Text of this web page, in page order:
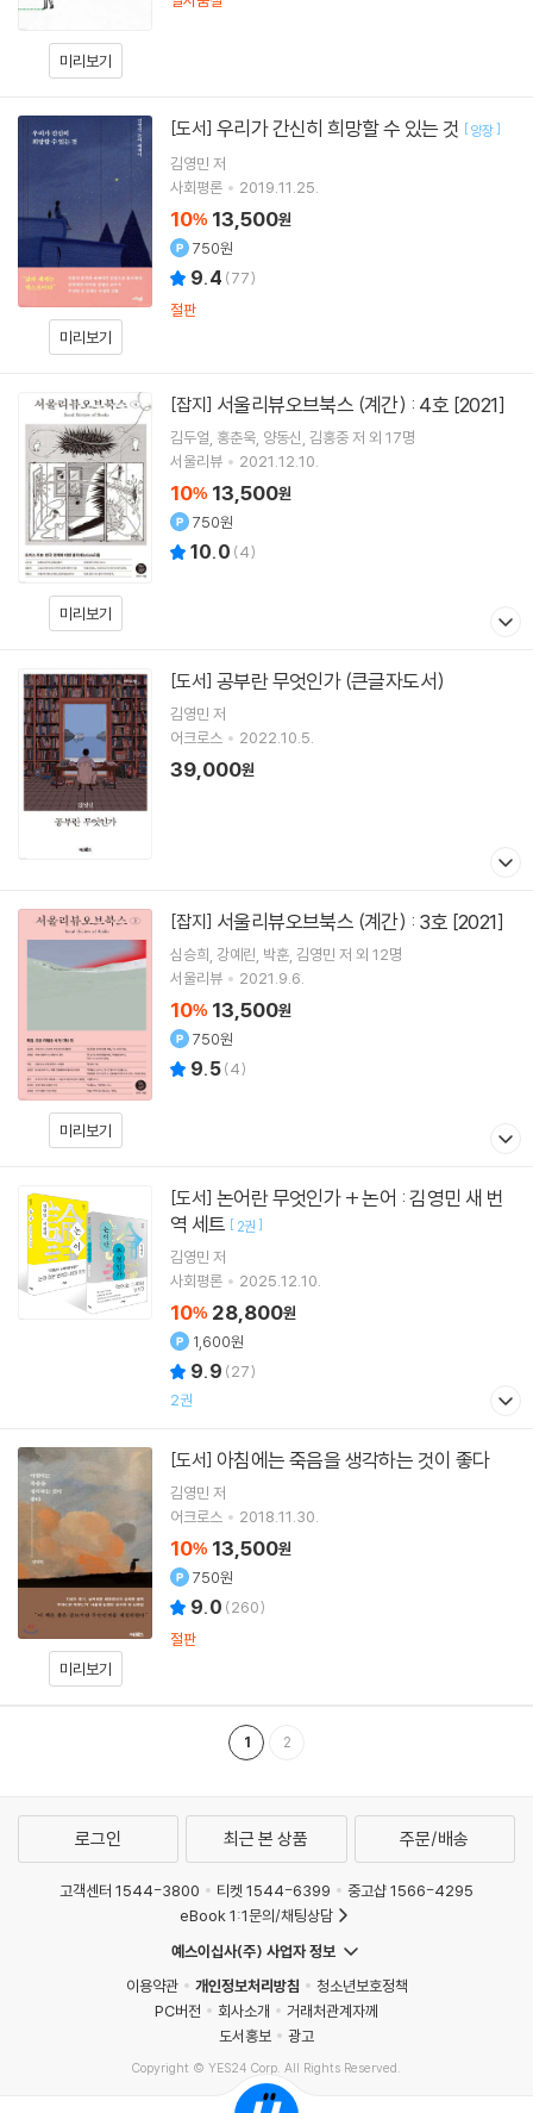
미리보기
미리보기
[도서] 우리가 간신히 희망할 수 있는 것 [양장]
김영민 저
사회평론
2019.11.25.
10% 13,500원
750원
9.4 (77)
절판
미리보기
[잡지] 서울리뷰오브북스 (계간) : 4호 [2021]
김두얼 홍춘욱 양동신 김홍중저 외 17명
서울리뷰
2021.12.10.
10% 13,500원
750원
10.0 (4)
[도서] 공부란 무엇인가 (큰글자도서)
김영민 저
어크로스
2022.10.5.
39,000원
미리보기
[잡지] 서울리뷰오브북스 (계간) : 3호 [2021]
심승희 강예린 박훈 김영민 저 외 12명
서울리뷰
2021.9.6.
10% 13,500원
750원
9.5(4)
[도서]
역 세트 [ 2권 ]
김영민 저
사회평론
2025.12.10.
10% 28,800원
1,600원
9.9 (27)
2권
미리보기
[도서] 아침에는 죽음을 생각하는 것이 좋다
김영민 저
어크로스
2018.11.30.
10% 13,500원
750원
9.0 (260)
절판
1 2
로그인 최근 본 상품 주문/배송
고객센터 1544-3800 티켓 1544-6399
중고샵 1566-4295
eBook 1:1문의/채팅상담
예스이십사(주) 사업자 정보
이용약관
개인정보처리방침
청소년보호정책
PC버전
회사소개
거래처관계자께
도서홍보
광고
Copyright © YES24 Corp. All Rights Reserved.